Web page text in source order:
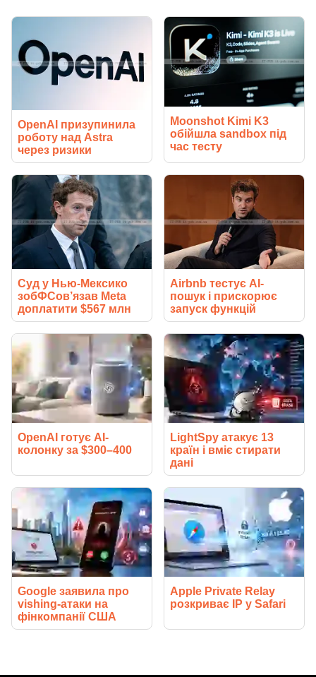
OpenAI призупинила
роботу над Astra
через ризики
Moonshot Kimi K3
обійшла sandbox під
час тесту
Суд у Нью-Мексико
зобФСов’язав Meta
доплатити $567 млн
Airbnb тестує AI-
пошук і прискорює
запуск функцій
OpenAI готує AI-
колонку за $300–400
LightSpy атакує 13
країн і вміє стирати
дані
Google заявила про
vishing-атаки на
фінкомпанії США
Apple Private Relay
розкриває IP у Safari